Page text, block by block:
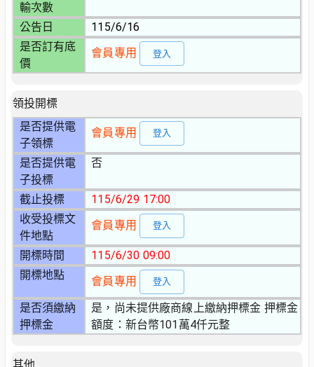
輸次數
公告日
115/6/16
是否訂有底
價
會員專用 登入
領投開標
是否提供電
子領標
會員專用 登入
是否提供電
子投標
否
截止投標
115/6/29 17:00
收受投標文
件地點
會員專用 登入
開標時間
115/6/30 09:00
開標地點
會員專用 登入
是否須繳納
押標金
是，尚未提供廠商線上繳納押標金 押標金
額度：新台幣101萬4仟元整